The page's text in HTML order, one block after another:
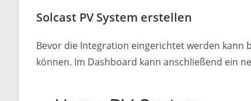
Solcast PV System erstellen
Bevor die Integration eingerichtet werden kann
können. Im Dashboard kann anschließend ein